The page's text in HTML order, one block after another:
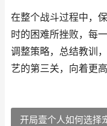
在整个战斗过程中，
时的困难所挫败，每
调整策略，总结教训
艺的第三关，向着更
开局壹个人如何选择